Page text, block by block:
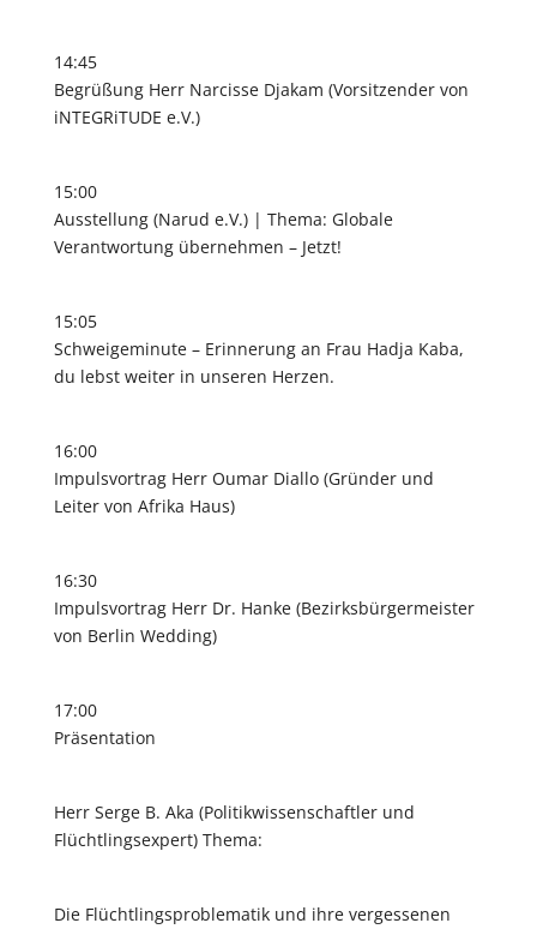
14:45
Begrüßung Herr Narcisse Djakam (Vorsitzender von
iNTEGRiTUDE e.V.)
15:00
Ausstellung (Narud e.V.) | Thema: Globale
Verantwortung übernehmen – Jetzt!
15:05
Schweigeminute – Erinnerung an Frau Hadja Kaba,
du lebst weiter in unseren Herzen.
16:00
Impulsvortrag Herr Oumar Diallo (Gründer und
Leiter von Afrika Haus)
16:30
Impulsvortrag Herr Dr. Hanke (Bezirksbürgermeister
von Berlin Wedding)
17:00
Präsentation
Herr Serge B. Aka (Politikwissenschaftler und
Flüchtlingsexpert) Thema:
Die Flüchtlingsproblematik und ihre vergessenen